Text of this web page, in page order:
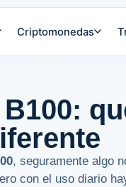
Criptomonedas
, seguramente algo
con el uso diario